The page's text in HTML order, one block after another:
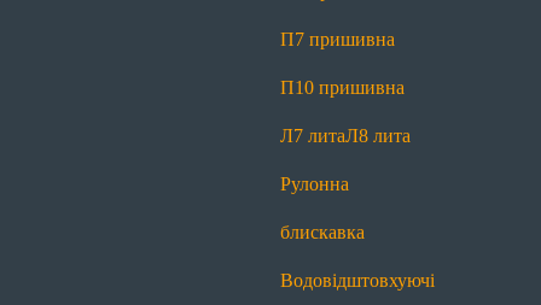
П7 пришивна
П10 пришивна
Л7 литаЛ8 лита
Рулонна
блискавка
Водовідштовхуючі
Т8
Рулонна блискавка Водовідштовхуючі
Світловідбиваючі
Рулонна блискавка